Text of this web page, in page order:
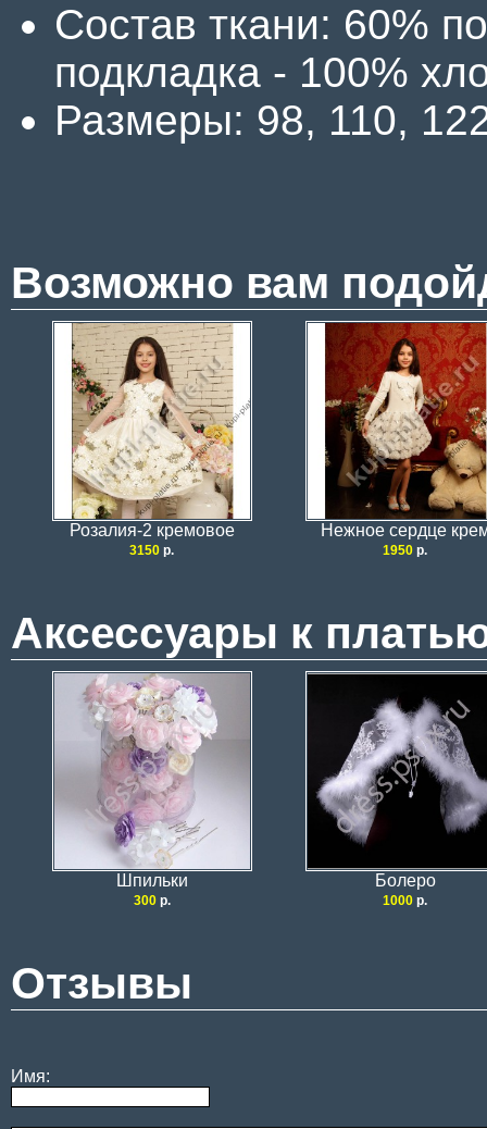
Состав ткани: 60%
подкладка - 100%
Размеры: 98, 110,
Возможно вам
Розалия-2 кремовое Нежное сердце
3150 р. 1950 р.
Аксессуары к
Шпильки Болеро
300р. 1000 р.
Отзывы
Имя: